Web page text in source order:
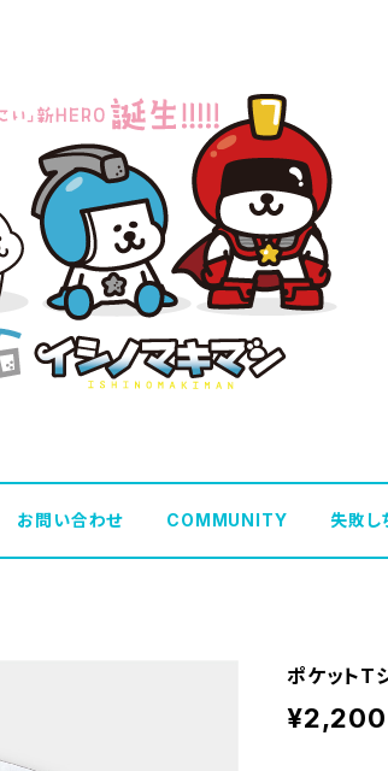
お問い合わせ COMMUNITY 失敗し
ポケットT
¥2,200